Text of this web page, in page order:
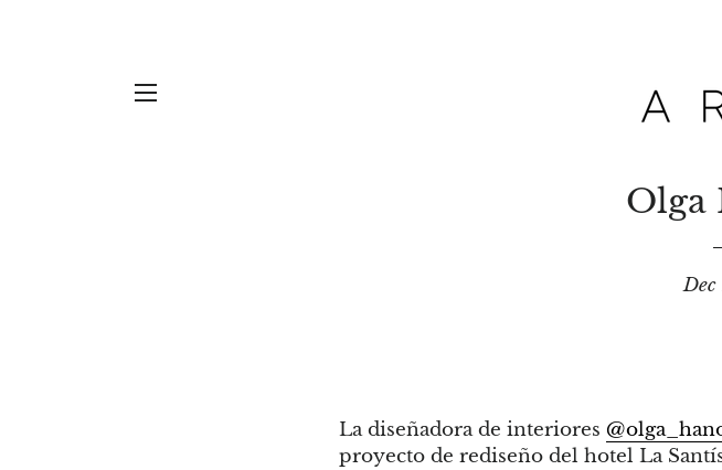
Olga
La diseñadora de interiores
proyecto de rediseño del hotel La